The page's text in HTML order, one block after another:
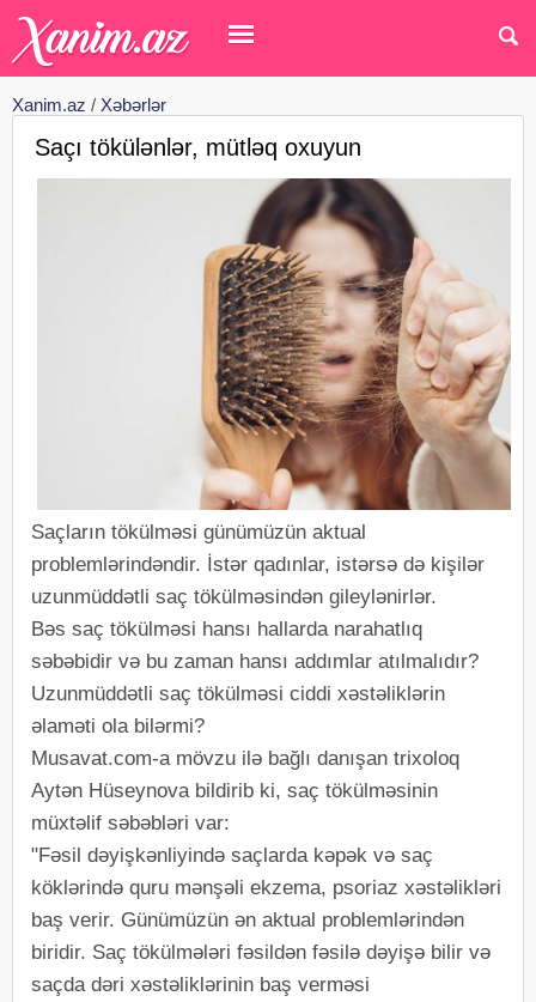
Xanim.az / Xəbərlər
Saçı tökülənlər, mütləq oxuyun
Saçların tökülməsi günümüzün aktual
problemlərindəndir. İstər qadınlar, istərsə də kişilər
uzunmüddətli saç tökülməsindən gileylənirlər.
Bəs saç tökülməsi hansı hallarda narahatlıq
səbəbidir və bu zaman hansı addımlar atılmalıdır?
Uzunmüddətli saç tökülməsi ciddi xəstəliklərin
əlaməti ola bilərmi?
Musavat.com-a mövzu ilə bağlı danışan trixoloq
Aytən Hüseynova bildirib ki, saç tökülməsinin
müxtəlif səbəbləri var:
"Fəsil dəyişkənliyində saçlarda kəpək və saç
köklərində quru mənşəli ekzema, psoriaz xəstəlikləri
baş verir. Günümüzün ən aktual problemlərindən
biridir. Saç tökülmələri fəsildən fəsilə dəyişə bilir və
saçda dəri xəstəliklərinin baş verməsi